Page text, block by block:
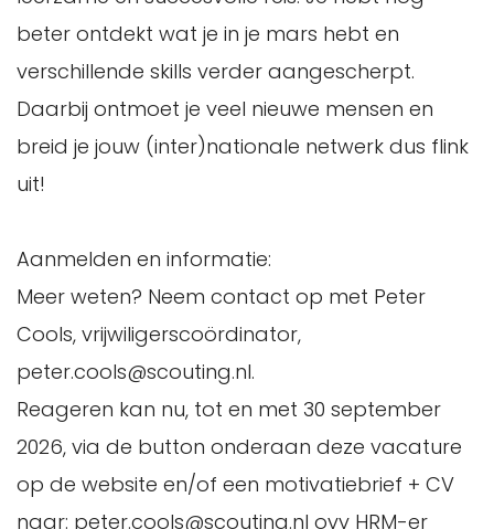
beter ontdekt wat je in je mars hebt en
verschillende skills verder aangescherpt.
Daarbij ontmoet je veel nieuwe mensen en
breid je jouw (inter)nationale netwerk dus flink
uit!
Aanmelden en informatie:
Meer weten? Neem contact op met Peter
Cools, vrijwiligerscoördinator,
peter.cools@scouting.nl.
Reageren kan nu, tot en met 30 september
2026, via de button onderaan deze vacature
op de website en/of een motivatiebrief + CV
naar: peter.cools@scouting.nl ovv HRM-er